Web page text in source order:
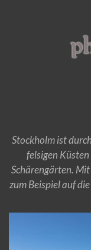
Stockholm ist
felsigen
Schärengärten.
zum Beispiel auf